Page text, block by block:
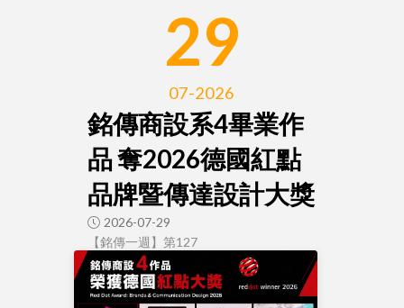
29
07-2026
銘傳商設系4畢業作
品 奪2026德國紅點
品牌暨傳達設計大獎
2026-07-29
【銘傳一週】第127